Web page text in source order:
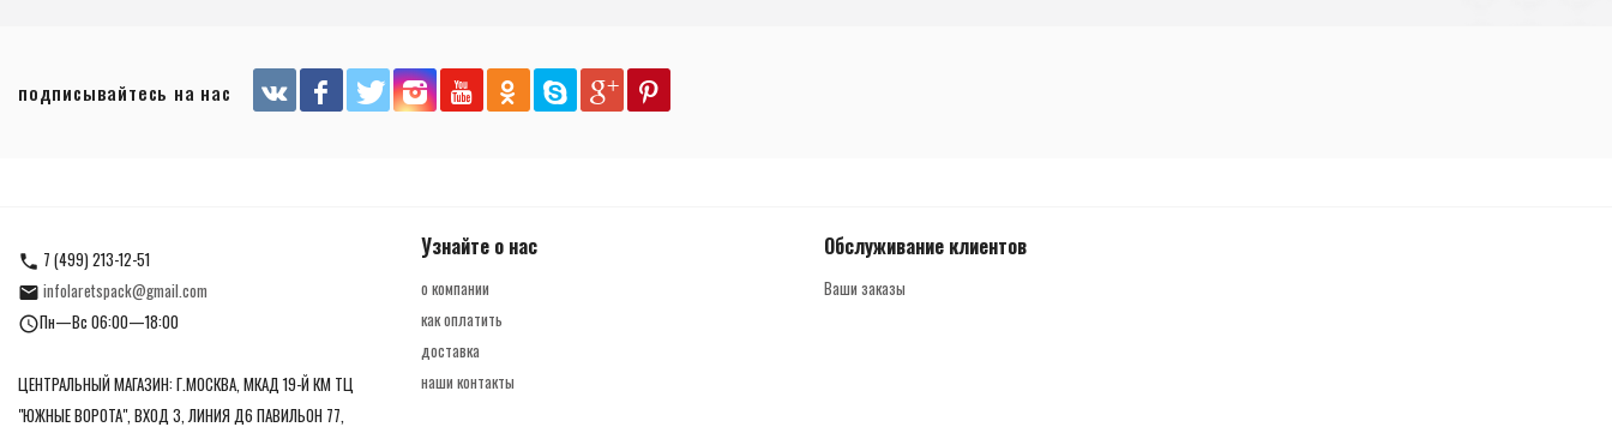
подписывайтесь на нас
7 (499) 213-12-51
infolaretspack@gmail.com
Пн—Вс 06:00—18:00
ЦЕНТРАЛЬНЫЙ МАГАЗИН: Г.МОСКВА, МКАД 19-Й КМ ТЦ
"ЮЖНЫЕ ВОРОТА", ВХОД 3, ЛИНИЯ Д6 ПАВИЛЬОН 77,
Узнайте о нас
о компании
как оплатить
доставка
наши контакты
Обслуживание клиентов
Ваши заказы